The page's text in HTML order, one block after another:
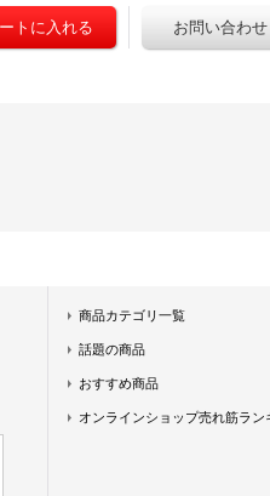
商品カテゴリ一覧
話題の商品
おすすめ商品
オンラインショップ売れ筋ラン